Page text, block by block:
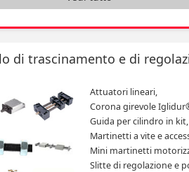
di trascinamento e di
Attuatori lineari,
Corona girevole
Guida per cilindro in kit,
Martinetti a vite e
Mini martinetti